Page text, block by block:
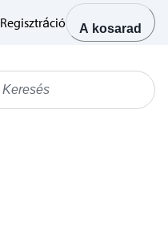
Regisztráció A kosarad